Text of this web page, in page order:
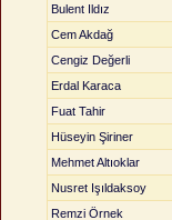
Bulent Ildız
Cem Akdağ
Cengiz Değerli
Erdal Karaca
Fuat Tahir
Hüseyin Şiriner
Mehmet Altıoklar
Nusret Işıldaksoy
Remzi Örnek